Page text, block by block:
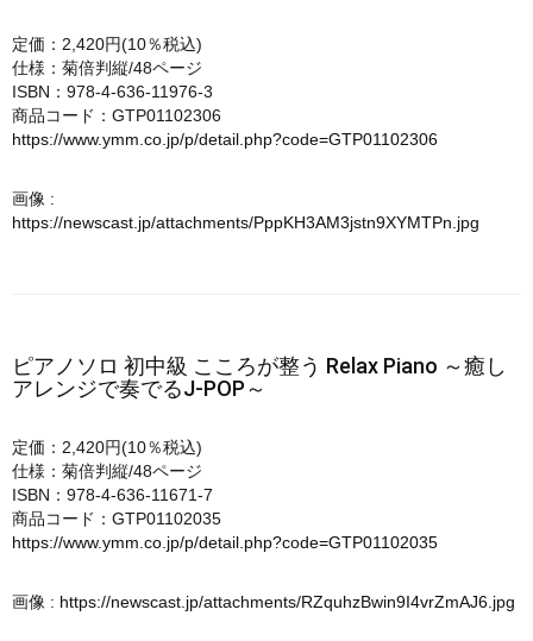
定価：2,420円(10％税込)
仕様：菊倍判縦/48ページ
ISBN：978-4-636-11976-3
商品コード：GTP01102306
https://www.ymm.co.jp/p/detail.php?code=GTP01102306
画像 :
https://newscast.jp/attachments/PppKH3AM3jstn9XYMTPn.jpg
ピアノソロ 初中級 こころが整う Relax Piano ～癒し
アレンジで奏でるJ-POP～
定価：2,420円(10％税込)
仕様：菊倍判縦/48ページ
ISBN：978-4-636-11671-7
商品コード：GTP01102035
https://www.ymm.co.jp/p/detail.php?code=GTP01102035
画像 : https://newscast.jp/attachments/RZquhzBwin9I4vrZmAJ6.jpg